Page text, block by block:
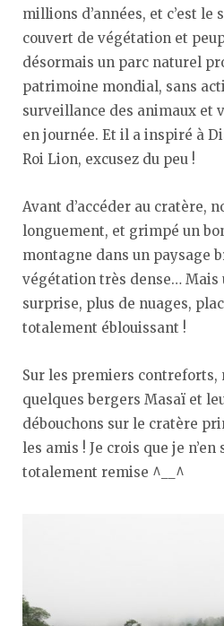
millions d’années, et c’est le
couvert de végétation et
désormais un parc naturel
patrimoine mondial, sans
surveillance des animaux et
en journée. Et il a inspiré à
Roi Lion, excusez du peu !
Avant d’accéder au cratère,
longuement, et grimpé un
montagne dans un paysage
végétation très dense… Mais
surprise, plus de nuages,
totalement éblouissant !
Sur les premiers contreforts,
quelques bergers Masaï et
débouchons sur le cratère
les amis ! Je crois que je n’en
totalement remise ^__^